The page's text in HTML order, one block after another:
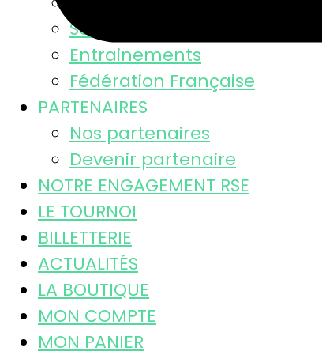
Se licencier
Entrainements
Fédération Française
PARTENAIRES
Nos partenaires
Devenir partenaire
NOTRE ENGAGEMENT RSE
LE TOURNOI
BILLETTERIE
ACTUALITÉS
LA BOUTIQUE
MON COMPTE
MON PANIER